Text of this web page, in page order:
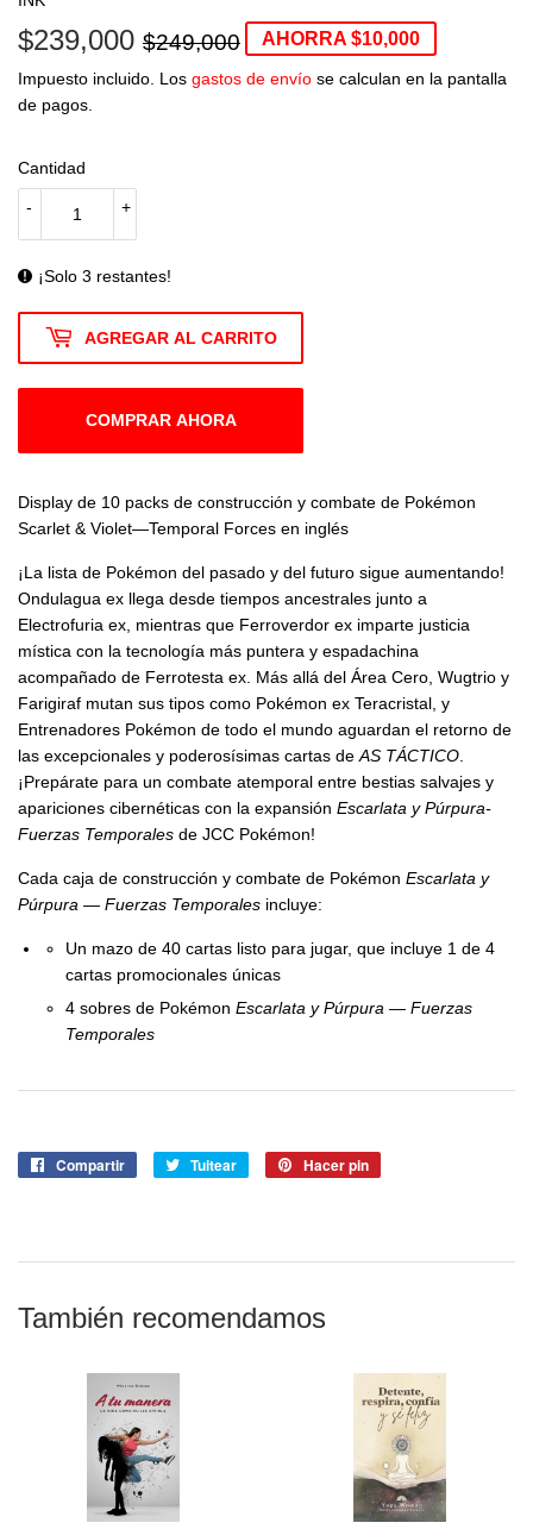
$239,000 $249,000
Precio
habitual
$249,000
Precio
de
$239,000
AHORRA $10,000
Impuesto incluido. Los gastos de envío se calculan en la pantalla
de pagos.
Cantidad
+
-
¡Solo 3 restantes!
AGREGAR AL CARRITO
COMPRAR AHORA
Display de 10 packs de construcción y combate de Pokémon
Scarlet & Violet—Temporal Forces en inglés
¡La lista de Pokémon del pasado y del futuro sigue aumentando!
Ondulagua ex llega desde tiempos ancestrales junto a
Electrofuria ex, mientras que Ferroverdor ex imparte justicia
mística con la tecnología más puntera y espadachina
acompañado de Ferrotesta ex. Más allá del Área Cero, Wugtrio y
Farigiraf mutan sus tipos como Pokémon ex Teracristal, y
Entrenadores Pokémon de todo el mundo aguardan el retorno de
las excepcionales y poderosísimas cartas deAS TÁCTICO.
¡Prepárate para un combate atemporal entre bestias salvajes y
apariciones cibernéticas con la expansión Escarlata y Púrpura-
Fuerzas Temporales de JCC Pokémon!
Cada caja de construcción y combate de Pokémon Escarlata y
Púrpura — Fuerzas Temporales incluye:
Un mazo de 40 cartas listo para jugar, que incluye 1 de 4
cartas promocionales únicas
4 sobres de Pokémon Escarlata y Púrpura — Fuerzas
Temporales
Compartir
CompartirTuitear
Tuitear Hacer pin
También recomendamos